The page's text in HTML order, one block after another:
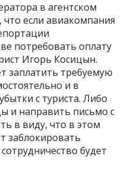
в агентском
если авиакомпания
потребовать оплату
Игорь Косицын.
заплатить требуемую
и в
с туриста. Либо
и направить письмо с
в виду, что в этом
заблокировать
будет